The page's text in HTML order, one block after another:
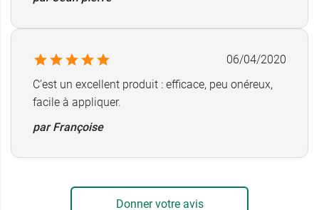
06/04/2020
C’est un excellent produit : efficace, peu onéreux,
facile à appliquer.
par Françoise
Donner votre avis